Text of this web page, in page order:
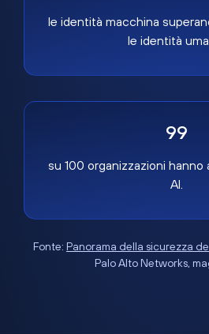
le identità macchina
le identità
99
su 100 organizzazioni
AI.
Fonte: Panorama della sicurezza
Palo Alto Networks,